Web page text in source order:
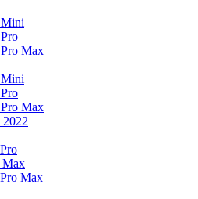
Mini
Max
Mini
Max
2022
Max
Max